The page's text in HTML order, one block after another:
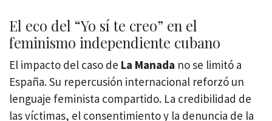
El eco del “Yo sí te creo” en el
feminismo independiente cubano
El impacto del caso de La Manada no se limitó a
España. Su repercusión internacional reforzó un
lenguaje feminista compartido. La credibilidad de
las víctimas, el consentimiento y la denuncia de la